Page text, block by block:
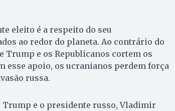
eleito é a respeito do seu
ao redor do planeta. Ao contrário do
Trump e os Republicanos cortem os
esse apoio, os ucranianos perdem força
russa.
Trump e o presidente russo, Vladimir